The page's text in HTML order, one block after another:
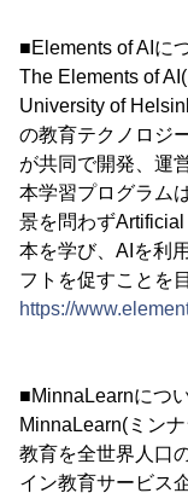
■Elements of AIに
The Elements of
University of
の教育テクノロジ
が共同で開発、運
本学習プログラム
景を問わず
本を学び、AIを利
フトを促すことを
https://
■MinnaLearnにつ
MinnaLearn(ミン
教育を全世界人口
イン教育サービス